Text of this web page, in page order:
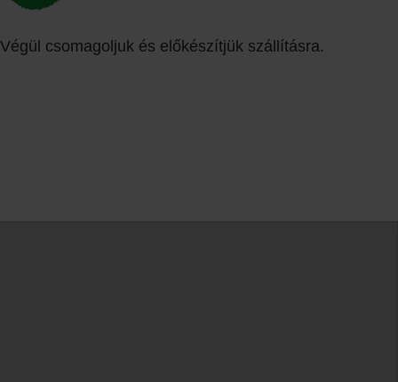
Végül csomagoljuk és előkészítjük szállításra.